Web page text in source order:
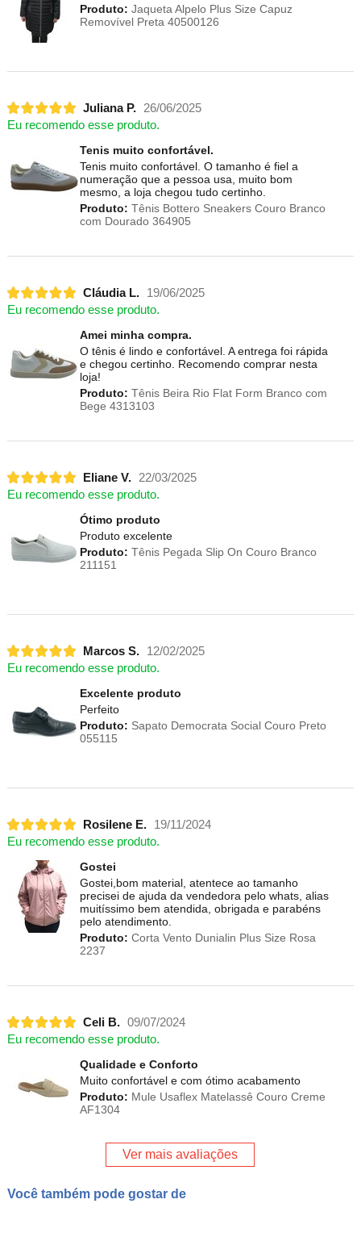
Produto: Jaqueta Alpelo Plus Size Capuz
Removível Preta 40500126
Juliana P.
26/06/2025
Eu recomendo esse produto.
Tenis muito confortável.
Tenis muito confortável. O tamanho é fiel a
numeração que a pessoa usa, muito bom
mesmo, a loja chegou tudo certinho.
Produto: Tênis Bottero Sneakers Couro Branco
com Dourado 364905
Cláudia L.
19/06/2025
Eu recomendo esse produto.
Amei minha compra.
O tênis é lindo e confortável. A entrega foi rápida
e chegou certinho. Recomendo comprar nesta
loja!
Produto: Tênis Beira Rio Flat Form Branco com
Bege 4313103
Eliane V.
22/03/2025
Eu recomendo esse produto.
Ótimo produto
Produto excelente
Produto: Tênis Pegada Slip On Couro Branco
211151
Marcos S.
12/02/2025
Eu recomendo esse produto.
Excelente produto
Perfeito
Produto: Sapato Democrata Social Couro Preto
055115
Rosilene E.
19/11/2024
Eu recomendo esse produto.
Gostei
Gostei,bom material, atentece ao tamanho
precisei de ajuda da vendedora pelo whats, alias
muitíssimo bem atendida, obrigada e parabéns
pelo atendimento.
Produto: Corta Vento Dunialin Plus Size Rosa
2237
Celi B. 09/07/2024
Eu recomendo esse produto.
Qualidade e Conforto
Muito confortável e com ótimo acabamento
Produto: Mule Usaflex Matelassê Couro Creme
AF1304
Ver mais avaliações
Você também pode gostar de